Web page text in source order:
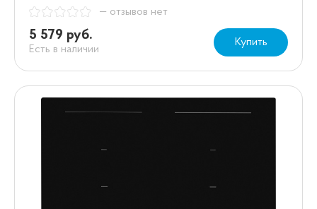
— отзывов нет
5 579 руб.
Есть в наличии
Купить